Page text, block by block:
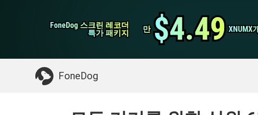
FoneDog 스크린 레코더
FoneDog 스크린 레코더
특가 패키지
특가 패키지 만
만 $4.49
$4.49 XNUMX
XNUMX
FoneDog
iPhone 클리너
필요한 것 : Mac 정리